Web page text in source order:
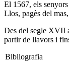
El 1567, els
Llos, pagès del
Des del segle XVII
partir de llavors i
Bibliografia